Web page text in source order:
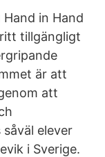
in Hand
tillgängligt
är att
att
elever
i Sverige.